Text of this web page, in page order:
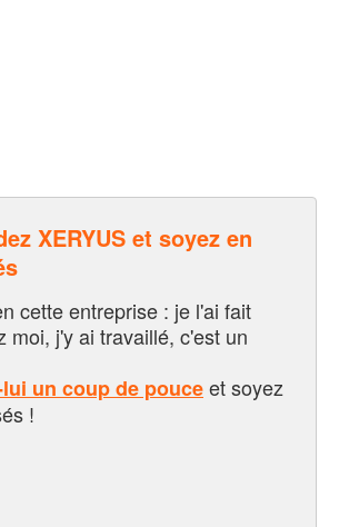
XERYUS et soyez en
cette entreprise : je l'ai fait
moi, j'y ai travaillé, c'est un
un coup de pouceet soyez
!